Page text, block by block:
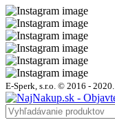
E-Sperk, s.r.o. © 2016 - 2020.